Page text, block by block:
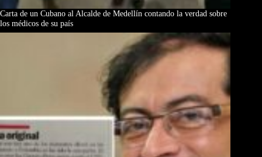
Carta de un Cubano al Alcalde de Medellín contando la verdad sobre
los médicos de su país